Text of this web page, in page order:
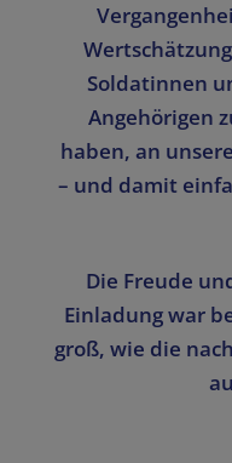
Soldatinnen
Angehörigen
haben, an
– und damit
Die Freude
Einladung war
groß, wie die